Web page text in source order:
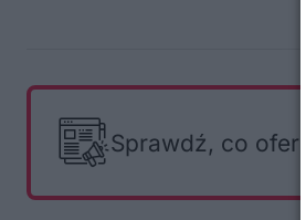
Sprawdź, co